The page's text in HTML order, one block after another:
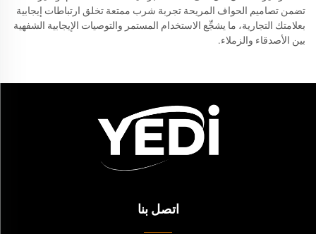
تضمن تصاميم الحواف المريحة تجربة شرب ممتعة تخلق ارتباطات إيجابية
بعلامتك التجارية، ما يشجِّع الاستخدام المستمر والتوصيات الإيجابية الشفهية
بين الأصدقاء والزملاء.
اتصل بنا